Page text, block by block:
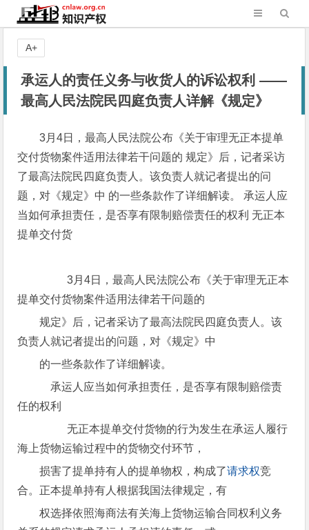
承运人的责任义务与收货人的诉讼权利 ——
最高人民法院民四庭负责人详解《规定》
3月4日，最高人民法院公布《关于审理无正本提单
交付货物案件适用法律若干问题的 规定》后，记者采访
了最高法院民四庭负责人。该负责人就记者提出的问
题，对《规定》中 的一些条款作了详细解读。 承运人应
当如何承担责任，是否享有限制赔偿责任的权利 无正本
提单交付货
3月4日，最高人民法院公布《关于审理无正本
提单交付货物案件适用法律若干问题的
规定》后，记者采访了最高法院民四庭负责人。该
负责人就记者提出的问题，对《规定》中
的一些条款作了详细解读。
承运人应当如何承担责任，是否享有限制赔偿责
任的权利
无正本提单交付货物的行为发生在承运人履行
海上货物运输过程中的货物交付环节，
损害了提单持有人的提单物权，构成了请求权竞
合。正本提单持有人根据我国法律规定，有
权选择依照海商法有关海上货物运输合同权利义务
A+